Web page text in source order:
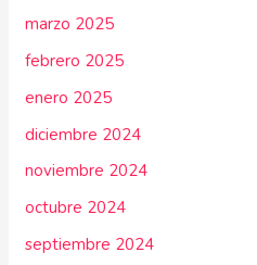
marzo 2025
febrero 2025
enero 2025
diciembre 2024
noviembre 2024
octubre 2024
septiembre 2024